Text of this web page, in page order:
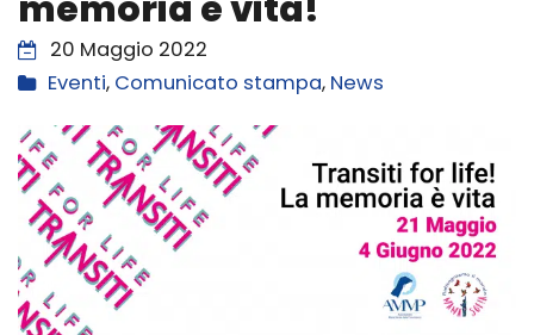
20 Maggio 2022
Eventi, Comunicato stampa, News